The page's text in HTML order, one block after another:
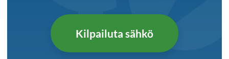
Kilpailuta sähkö